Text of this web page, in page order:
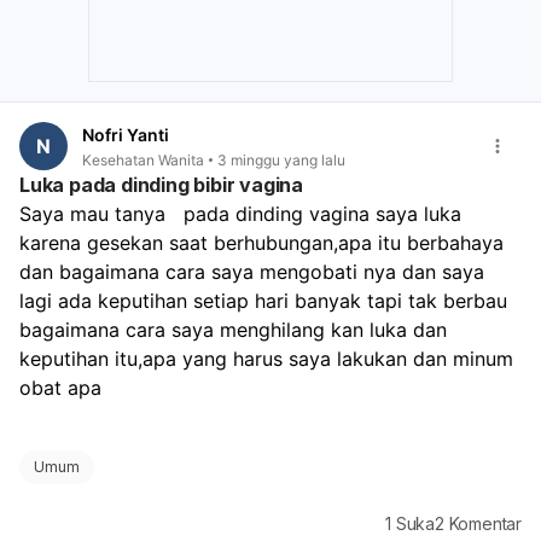
N Nofri Yanti
Kesehatan Wanita 3 minggu yang lalu
Luka pada dinding bibir vagina
Saya mau tanya   pada dinding vagina saya luka
karena gesekan saat berhubungan,apa itu berbahaya
dan bagaimana cara saya mengobati nya dan saya
lagi ada keputihan setiap hari banyak tapi tak berbau
bagaimana cara saya menghilang kan luka dan
keputihan itu,apa yang harus saya lakukan dan minum
obat apa
Umum
1 Suka2 Komentar